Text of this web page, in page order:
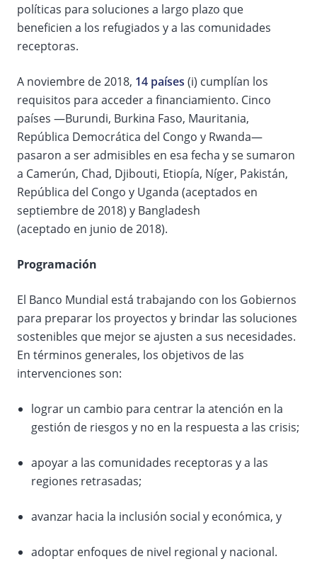
políticas para soluciones a largo plazo que
beneficien a los refugiados y a las comunidades
receptoras.
A noviembre de 2018, 14 países (i) cumplían los
requisitos para acceder a financiamiento. Cinco
países —Burundi, Burkina Faso, Mauritania,
República Democrática del Congo y Rwanda—
pasaron a ser admisibles en esa fecha y se sumaron
a Camerún, Chad, Djibouti, Etiopía, Níger, Pakistán,
República del Congo y Uganda (aceptados en
septiembre de 2018) y Bangladesh
(aceptado en junio de 2018).
Programación
El Banco Mundial está trabajando con los Gobiernos
para preparar los proyectos y brindar las soluciones
sostenibles que mejor se ajusten a sus necesidades.
En términos generales, los objetivos de las
intervenciones son:
lograr un cambio para centrar la atención en la
gestión de riesgos y no en la respuesta a las crisis;
apoyar a las comunidades receptoras y a las
regiones retrasadas;
avanzar hacia la inclusión social y económica, y
adoptar enfoques de nivel regional y nacional.